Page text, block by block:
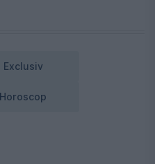
Exclusiv
Horoscop